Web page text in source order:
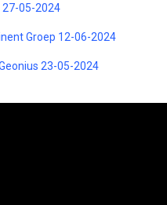
27-05-2024
Groep 12-06-2024
23-05-2024